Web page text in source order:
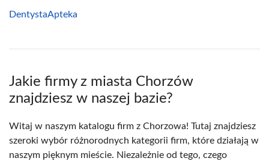
DentystaApteka
Jakie firmy z miasta Chorzów
znajdziesz w naszej bazie?
Witaj w naszym katalogu firm z Chorzowa! Tutaj znajdziesz
szeroki wybór różnorodnych kategorii firm, które działają w
naszym pięknym mieście. Niezależnie od tego, czego